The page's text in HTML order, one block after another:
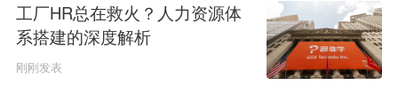
工厂HR总在救火？人力资源体
系搭建的深度解析
刚刚发表